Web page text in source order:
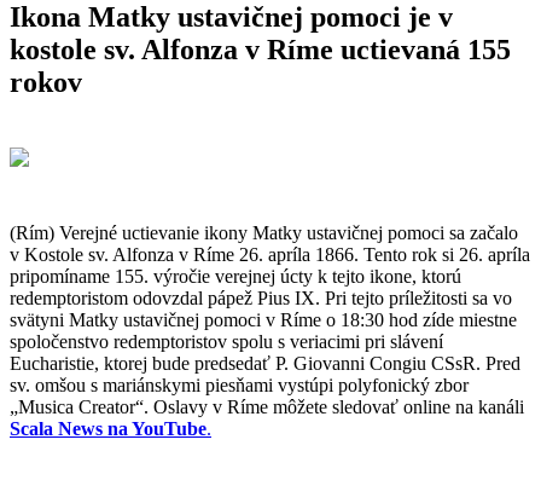
Ikona Matky ustavičnej pomoci je v
kostole sv. Alfonza v Ríme uctievaná 155
rokov
(Rím) Verejné uctievanie ikony Matky ustavičnej pomoci sa začalo
v Kostole sv. Alfonza v Ríme 26. apríla 1866. Tento rok si 26. apríla
pripomíname 155. výročie verejnej úcty k tejto ikone, ktorú
redemptoristom odovzdal pápež Pius IX. Pri tejto príležitosti sa vo
svätyni Matky ustavičnej pomoci v Ríme o 18:30 hod zíde miestne
spoločenstvo redemptoristov spolu s veriacimi pri slávení
Eucharistie, ktorej bude predsedať P. Giovanni Congiu CSsR. Pred
sv. omšou s mariánskymi piesňami vystúpi polyfonický zbor
„Musica Creator“. Oslavy v Ríme môžete sledovať online na kanáli
Scala News na YouTube.